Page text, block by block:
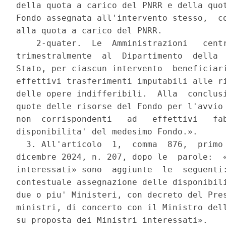
della quota a carico del PNRR e della
Fondo assegnata all'intervento stesso,
alla quota a carico del PNRR.
2-quater.  Le  Amministrazioni
trimestralmente  al  Dipartimento  della
Stato, per ciascun intervento
effettivi trasferimenti imputabili alle
delle opere indifferibili.  Alla
quote delle risorse del Fondo per
non  corrispondenti   ad   effettivi
disponibilita' del medesimo Fondo.».
3. All'articolo  1,  comma  876,
dicembre 2024, n. 207, dopo le  parole:
interessati» sono  aggiunte  le
contestuale assegnazione delle
due o piu' Ministeri, con decreto del
ministri, di concerto con il Ministro